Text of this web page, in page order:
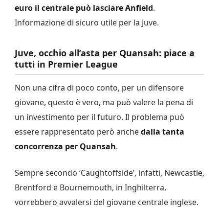
euro il centrale può lasciare Anfield.
Informazione di sicuro utile per la Juve.
Juve, occhio all’asta per Quansah: piace a
tutti in Premier League
Non una cifra di poco conto, per un difensore
giovane, questo è vero, ma può valere la pena di
un investimento per il futuro. Il problema può
essere rappresentato però anchedalla tanta
concorrenza per Quansah.
Sempre secondo ‘Caughtoffside’, infatti, Newcastle,
Brentford e Bournemouth, in Inghilterra,
vorrebbero avvalersi del giovane centrale inglese.